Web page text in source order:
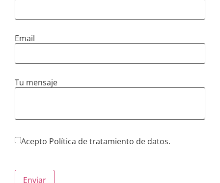
Email
Tu mensaje
Acepto Política de tratamiento de datos.